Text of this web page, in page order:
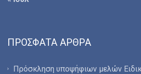
ΠΡΌΣΦΑΤΑ ΆΡΘΡΑ
Πρόσκληση υποψήφιων μελών